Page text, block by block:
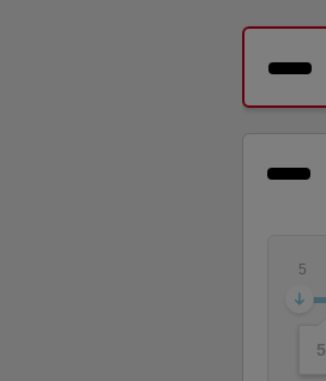
5
5